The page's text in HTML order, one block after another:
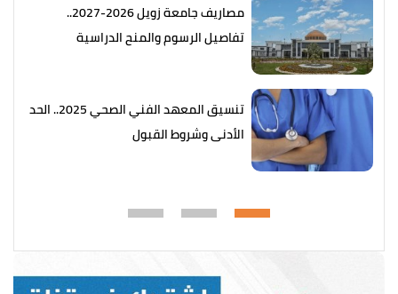
مصاريف جامعة زويل 2026-2027..
تفاصيل الرسوم والمنح الدراسية
تنسيق المعهد الفني الصحي 2025.. الحد
الأدنى وشروط القبول